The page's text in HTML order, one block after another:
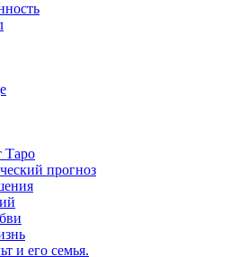
Таро
прогноз
и его семья.